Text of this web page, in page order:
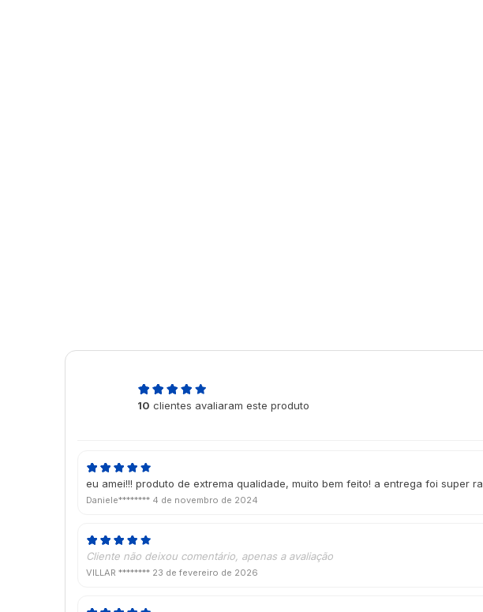
10 clientes avaliaram este produto
eu amei!!! produto de extrema qualidade, muito bem feito! a entrega foi super
Daniele******** 4 de novembro de 2024
Cliente não deixou comentário, apenas a avaliação
VILLAR ******** 23 de fevereiro de 2026